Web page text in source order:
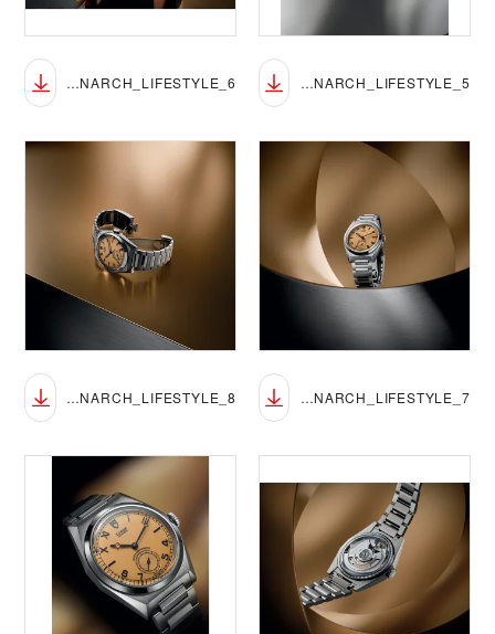
TUDOR_NP26_MONARCH_LIFESTYLE_5
TUDOR_NP26_MONARCH_LIFESTYLE_6
TUDOR_NP26_MONARCH_LIFESTYLE_7
TUDOR_NP26_MONARCH_LIFESTYLE_8